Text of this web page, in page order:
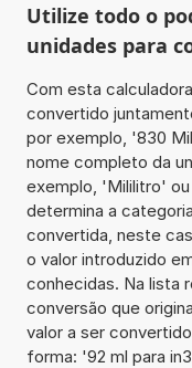
Utilize todo o
unidades para
Com esta
convertido
por exemplo, '830
nome completo da
exemplo, 'Mililitro'
determina a
convertida, neste
o valor introduzido
conhecidas. Na lista
conversão que
valor a ser
forma: '92 ml para